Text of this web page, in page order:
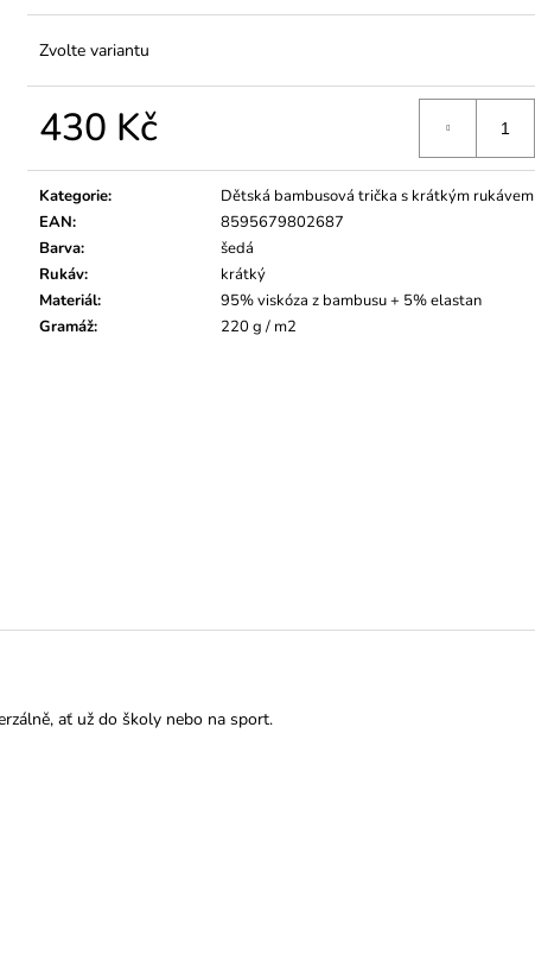
Zvolte variantu
430 Kč
Kategorie:
Dětská bambusová trička s krátkým rukávem
EAN:
8595679802687
Barva:
šedá
Rukáv:
krátký
Materiál:
95% viskóza z bambusu + 5% elastan
Gramáž: 220 g / m2
ať už do školy nebo na sport.